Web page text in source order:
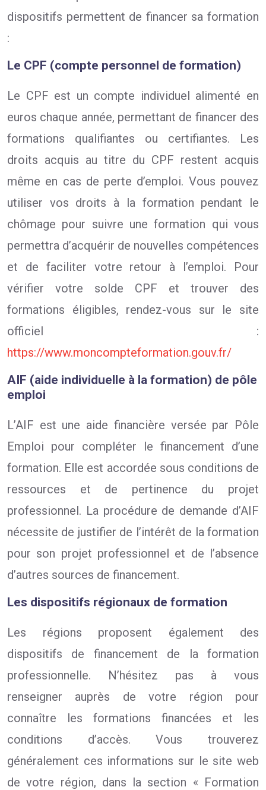
dispositifs permettent de financer sa formation
:
Le CPF (compte personnel de formation)
Le CPF est un compte individuel alimenté en
euros chaque année, permettant de financer des
formations qualifiantes ou certifiantes. Les
droits acquis au titre du CPF restent acquis
même en cas de perte d’emploi. Vous pouvez
utiliser vos droits à la formation pendant le
chômage pour suivre une formation qui vous
permettra d’acquérir de nouvelles compétences
et de faciliter votre retour à l’emploi. Pour
vérifier votre solde CPF et trouver des
formations éligibles, rendez-vous sur le site
officiel :
https://www.moncompteformation.gouv.fr/
AIF (aide individuelle à la formation) de pôle
emploi
L’AIF est une aide financière versée par Pôle
Emploi pour compléter le financement d’une
formation. Elle est accordée sous conditions de
ressources et de pertinence du projet
professionnel. La procédure de demande d’AIF
nécessite de justifier de l’intérêt de la formation
pour son projet professionnel et de l’absence
d’autres sources de financement.
Les dispositifs régionaux de formation
Les régions proposent également des
dispositifs de financement de la formation
professionnelle. N’hésitez pas à vous
renseigner auprès de votre région pour
connaître les formations financées et les
conditions d’accès. Vous trouverez
généralement ces informations sur le site web
de votre région, dans la section « Formation